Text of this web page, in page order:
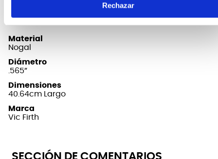
Rechazar
FICHA TÉCNICA Y DIMENSIONES
Material
Nogal
Diámetro
.565”
Dimensiones
40.64cm Largo
Marca
Vic Firth